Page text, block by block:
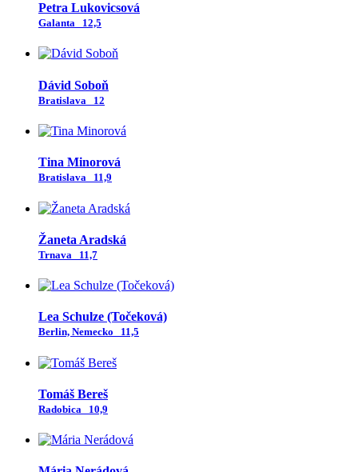
Petra Lukovicsová
Galanta 12,5
Dávid Soboň
Bratislava 12
Tina Minorová
Bratislava 11,9
Žaneta Aradská
Trnava 11,7
Lea Schulze (Točeková)
Berlin, Nemecko 11,5
Tomáš Bereš
Radobica 10,9